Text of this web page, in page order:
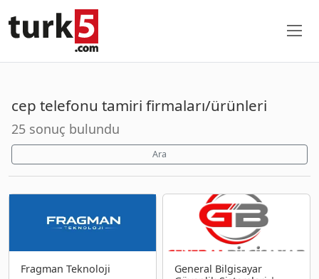
cep telefonu tamiri firmaları/ürünleri
25 sonuç bulundu
Ara
Fragman Teknoloji
General Bilgisayar